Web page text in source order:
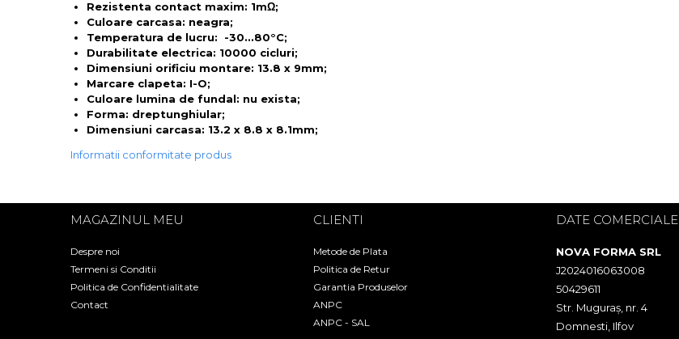
Rezistenta contact maxim: 1mΩ;
Culoare carcasa: neagra;
Temperatura de lucru: -30...80°C;
Durabilitate electrica: 10000 cicluri;
Dimensiuni orificiu montare: 13.8 x 9mm;
Marcare clapeta: I-O;
Culoare lumina de fundal: nu exista;
Forma: dreptunghiular;
Dimensiuni carcasa: 13.2 x 8.8 x 8.1mm;
Informatii conformitate produs
MAGAZINUL MEU
Despre noi
Termeni si Conditii
Politica de Confidentialitate
Contact
CLIENTI
Metode de Plata
Politica de Retur
Garantia Produselor
ANPC
ANPC - SAL
DATE COMERCIALE
NOVA FORMA SRL
J2024016063008
50429611
Str. Muguraș, nr. 4
Domnesti, Ilfov